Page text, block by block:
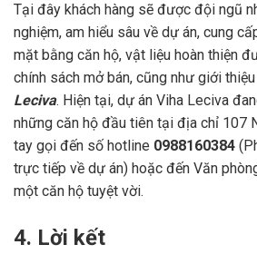
Tại đây khách hàng sẽ được đội ngũ
nghiệm, am hiểu sâu về dự án, cung
mặt bằng căn hộ, vật liệu hoàn thiện
chính sách mở bán, cũng như giới
Leciva. Hiện tại, dự án Viha Leciva
những căn hộ đầu tiên tại địa chỉ 107
tay gọi đến số hotline 0988160384
trực tiếp về dự án) hoặc đến Văn
một căn hộ tuyệt vời.
4. Lời kết